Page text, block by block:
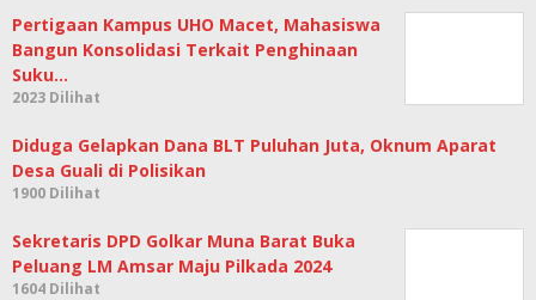
Pertigaan Kampus UHO Macet, Mahasiswa
Bangun Konsolidasi Terkait Penghinaan
Suku…
2023 Dilihat
Diduga Gelapkan Dana BLT Puluhan Juta, Oknum Aparat
Desa Guali di Polisikan
1900 Dilihat
Sekretaris DPD Golkar Muna Barat Buka
Peluang LM Amsar Maju Pilkada 2024
1604 Dilihat